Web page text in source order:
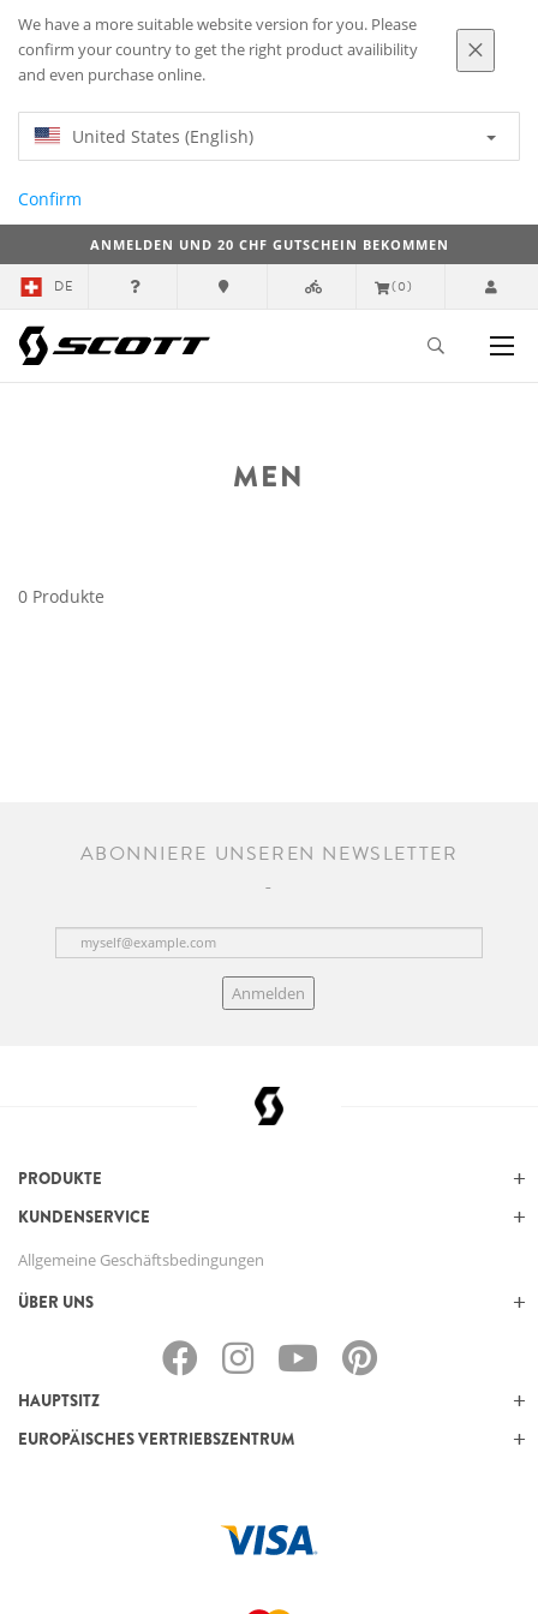
We have a more suitable website version for you. Please
confirm your country to get the right product availibility
and even purchase online.
United States (English)
Confirm
ANMELDEN UND 20 CHF GUTSCHEIN BEKOMMEN
DE (0)
MEN
0 Produkte
ABONNIERE UNSEREN NEWSLETTER
Anmelden
PRODUKTE
KUNDENSERVICE
Allgemeine Geschäftsbedingungen
ÜBER UNS
HAUPTSITZ
EUROPÄISCHES VERTRIEBSZENTRUM